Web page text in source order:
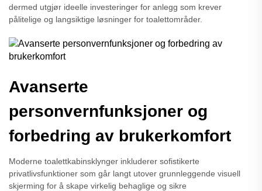
dermed utgjør ideelle investeringer for anlegg som krever
pålitelige og langsiktige løsninger for toalettområder.
Avanserte
personvernfunksjoner og
forbedring av brukerkomfort
Moderne toalettkabinsklynger inkluderer sofistikerte
privatlivsfunktioner som går langt utover grunnleggende visuell
skjerming for å skape virkelig behaglige og sikre